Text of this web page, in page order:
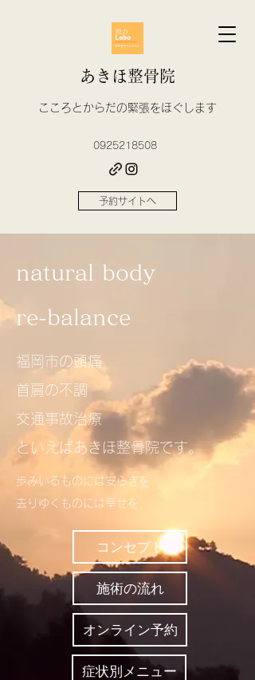
あきほ整骨院
​こころとからだの緊張をほぐします
0925218508
予約サイトへ
natural body
re-balance
​福岡市の頭痛
首肩の不調
交通事故治療
といえばあきほ整骨院​​です。
歩みいるものには安らぎを
去りゆくものには幸せを​
コンセプト
施術の流れ
オンライン予約
症状別メニュー